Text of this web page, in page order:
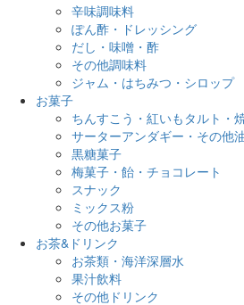
辛味調味料
ぽん酢・ドレッシング
だし・味噌・酢
その他調味料
ジャム・はちみつ・シロップ
お菓子
ちんすこう・紅いもタルト・
サーターアンダギー・その他
黒糖菓子
梅菓子・飴・チョコレート
スナック
ミックス粉
その他お菓子
お茶&ドリンク
お茶類・海洋深層水
果汁飲料
その他ドリンク